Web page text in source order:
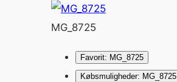
MG_8725
Favorit: MG_8725
Købsmuligheder: MG_8725